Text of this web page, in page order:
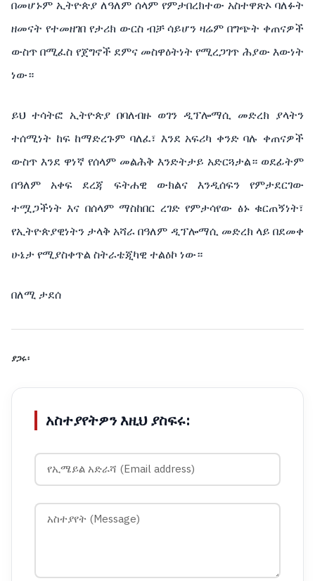
በመሆኑም ኢትዮጵያ ለዓለም ሰላም የምታበረክተው አስተዋጽኦ ባለፉት
ዘመናት የተመዘገበ የታሪክ ውርስ ብቻ ሳይሆን ዛሬም በግጭት ቀጠናዎች
ውስጥ በሚፈስ የጀግኖች ደምና መስዋዕትነት የሚረጋገጥ ሕያው እውነት
ነው።
ይህ ተሳትፎ ኢትዮጵያ በባለብዙ ወገን ዲፕሎማሲ መድረክ ያላትን
ተሰሚነት ከፍ ከማድረጉም ባለፈ፣ እንደ አፍሪካ ቀንድ ባሉ ቀጠናዎች
ውስጥ እንደ ዋነኛ የሰላም መልሕቅ እንድትታይ አድርጓታል። ወደፊትም
በዓለም አቀፍ ደረጃ ፍትሐዊ ውክልና እንዲሰፍን የምታደርገው
ተሟጋችነት እና በሰላም ማስከበር ረገድ የምታሳየው ፅኑ ቁርጠኝነት፣
የኢትዮጵያዊነትን ታላቅ አሻራ በዓለም ዲፕሎማሲ መድረክ ላይ በደመቀ
ሁኔታ የሚያስቀጥል ስትራቴጂካዊ ተልዕኮ ነው።
በለሚ ታደሰ
ያጋሩ፡
አስተያየትዎን እዚህ ያስፍሩ: